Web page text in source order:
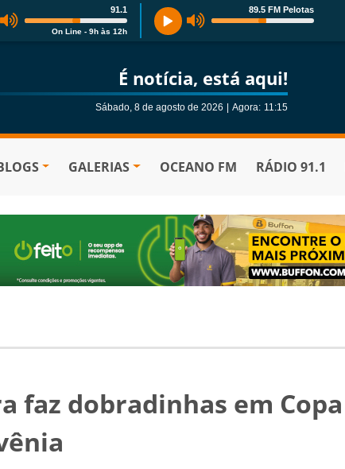
91.1
On Line - 9h às 12h
89.5 FM Pelotas
É notícia, está aqui!
Sábado, 8 de agosto de 2026 | Agora: 11:16
GALERIAS OCEANO FM RÁDIO 91.1
faz dobradinhas em Copa